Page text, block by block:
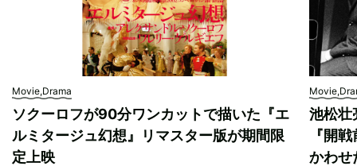
Movie,Drama
ソクーロフが90分ワンカットで描いた『エ
ルミタージュ幻想』リマスター版が期間限
定上映
池松壮
『開
かわせ